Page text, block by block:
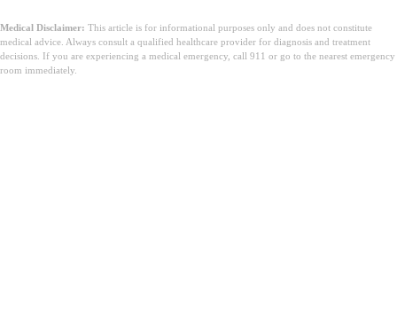
Medical Disclaimer: This article is for informational purposes only and does not constitute
medical advice. Always consult a qualified healthcare provider for diagnosis and treatment
decisions. If you are experiencing a medical emergency, call 911 or go to the nearest emergency
room immediately.